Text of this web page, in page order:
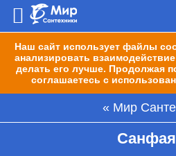
Наш сайт использует файлы
анализировать
делать его лучше. Продолжая
соглашаетесь с
Мир